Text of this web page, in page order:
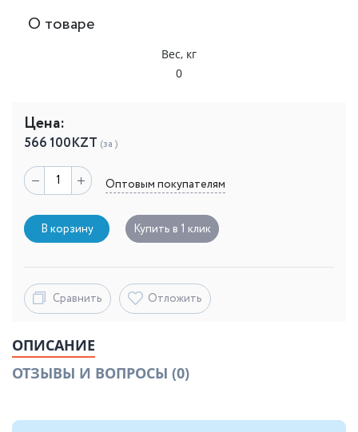
О товаре
Вес, кг
0
Цена:
566 100KZT (за )
Оптовым покупателям
В корзину Купить в 1 клик
Сравнить Отложить
ОПИСАНИЕ
ОТЗЫВЫ И ВОПРОСЫ (0)